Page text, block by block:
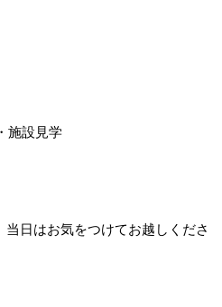
設見学
当日はお気をつけてお越しくださ